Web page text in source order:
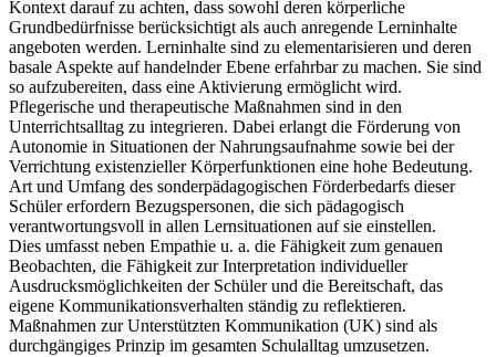
Kontext darauf zu achten, dass sowohl deren körperliche
Grundbedürfnisse berücksichtigt als auch anregende Lerninhalte
angeboten werden. Lerninhalte sind zu elementarisieren und deren
basale Aspekte auf handelnder Ebene erfahrbar zu machen. Sie sind
so aufzubereiten, dass eine Aktivierung ermöglicht wird.
Pflegerische und therapeutische Maßnahmen sind in den
Unterrichtsalltag zu integrieren. Dabei erlangt die Förderung von
Autonomie in Situationen der Nahrungsaufnahme sowie bei der
Verrichtung existenzieller Körperfunktionen eine hohe Bedeutung.
Art und Umfang des sonderpädagogischen Förderbedarfs dieser
Schüler erfordern Bezugspersonen, die sich pädagogisch
verantwortungsvoll in allen Lernsituationen auf sie einstellen.
Dies umfasst neben Empathie u. a. die Fähigkeit zum genauen
Beobachten, die Fähigkeit zur Interpretation individueller
Ausdrucksmöglichkeiten der Schüler und die Bereitschaft, das
eigene Kommunikationsverhalten ständig zu reflektieren.
Maßnahmen zur Unterstützten Kommunikation (UK) sind als
durchgängiges Prinzip im gesamten Schulalltag umzusetzen.